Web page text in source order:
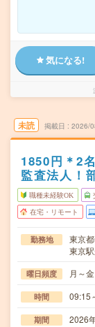
気になる!
未読 掲載日 2026/
1850円＊2
監査法人！
職種未経験OK
在宅・リモート
勤務地
東京
東京
曜日頻度 月～
時間 09:15
期間 2026